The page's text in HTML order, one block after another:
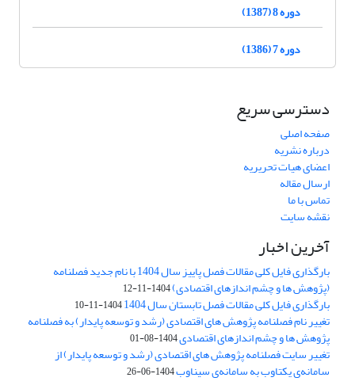
دوره 8 (1387)
دوره 7 (1386)
دسترسی سریع
صفحه اصلی
درباره نشریه
اعضای هیات تحریریه
ارسال مقاله
تماس با ما
نقشه سایت
آخرین اخبار
بارگذاری فایل کلی مقالات فصل پاییز سال 1404 با نام جدید فصلنامه
(پژوهش ها و چشم اندازهای اقتصادی)1404-11-12
بارگذاری فایل کلی مقالات فصل تابستان سال 1404 1404-11-10
تغییر نام فصلنامه پژوهش های اقتصادی (رشد و توسعه پایدار) به فصلنامه
پژوهش ها و چشم اندازهای اقتصادی1404-08-01
تغییر سایت فصلنامه پژوهش های اقتصادی (رشد و توسعه پایدار) از
سامانه‌ی یکتاوب به سامانه‌ی سیناوب1404-06-26